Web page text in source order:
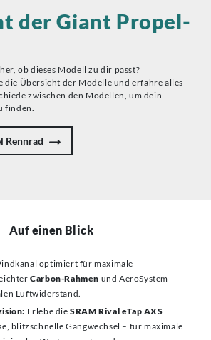
der Giant Propel-
ob dieses Modell zu dir passt?
die Übersicht der Modelle und erfahre alles
zwischen den Modellen, um dein
finden.
Rennrad
Auf einen Blick
optimiert für maximale
Carbon-Rahmen und AeroSystem
Luftwiderstand.
Erlebe dieSRAM Rival eTap AXS
blitzschnelle Gangwechsel – für maximale